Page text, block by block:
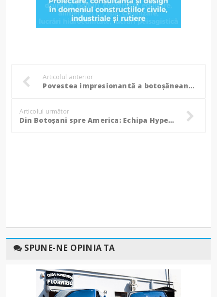
Articolul anterior
Povestea impresionantă a botoșăneanului Petru Gherasim, șef de promoție la Facultatea de Litere și Științe ale Comunicării de la USV: „Nu am mers niciodată cu jumătăți de măsură”
Articolul următor
Din Botoșani spre America: Echipa Hyperion Robotics, către una dintre cele mai importante competiții din lume!
SPUNE-NE OPINIA TA